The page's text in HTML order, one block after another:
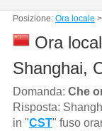
Posizione: Ora locale >
Ora
Shanghai,
Domanda: Che
Risposta:
in "CST" fuso